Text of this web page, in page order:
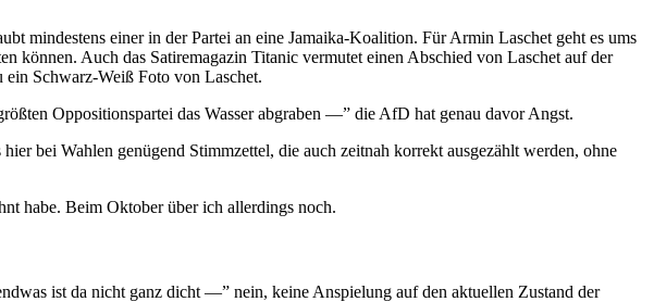
mindestens einer in der Partei an eine Jamaika-Koalition. Für Armin Laschet geht es ums
Auch das Satiremagazin Titanic vermutet einen Abschied von Laschet auf der
Schwarz-Weiß Foto von Laschet.
Oppositionspartei das Wasser abgraben —” die AfD hat genau davor Angst.
bei Wahlen genügend Stimmzettel, die auch zeitnah korrekt ausgezählt werden, ohne
habe. Beim Oktober über ich allerdings noch.
ist da nicht ganz dicht —” nein, keine Anspielung auf den aktuellen Zustand der